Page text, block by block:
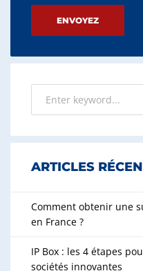
ARTICLES
Comment obtenir une
en France ?
IP Box : les 4 étapes
sociétés innovantes